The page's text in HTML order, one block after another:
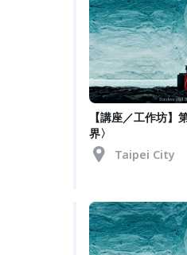
【講座／工作坊
界〉
Taipei City